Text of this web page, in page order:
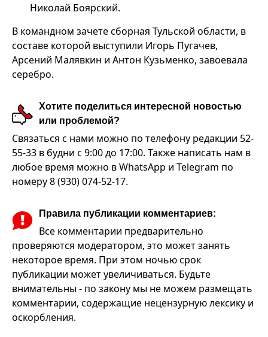
Николай Боярский.
В командном зачете сборная Тульской области, в
составе которой выступили Игорь Пугачев,
Арсений Малявкин и Антон Кузьменко, завоевала
серебро.
Хотите поделиться интересной новостью
или проблемой?
Связаться с нами можно по телефону редакции 52-
55-33 в будни с 9:00 до 17:00. Также написать нам в
любое время можно в WhatsApp и Telegram по
номеру 8 (930) 074-52-17.
Правила публикации комментариев:
Все комментарии предварительно
проверяются модератором, это может занять
некоторое время. При этом ночью срок
публикации может увеличиваться. Будьте
внимательны - по закону мы не можем размещать
комментарии, содержащие нецензурную лексику и
оскорбления.